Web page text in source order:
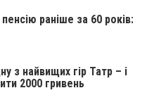
раніше за 60 років:
з найвищих гір Татр – і
2000 гривень